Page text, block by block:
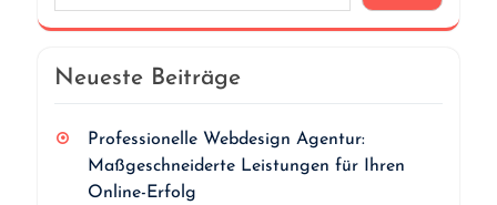
Neueste Beiträge
Professionelle Webdesign Agentur:
Maßgeschneiderte Leistungen für Ihren
Online-Erfolg